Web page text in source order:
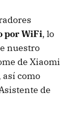
por WiFi, lo
nuestro
de Xiaomi
como
de